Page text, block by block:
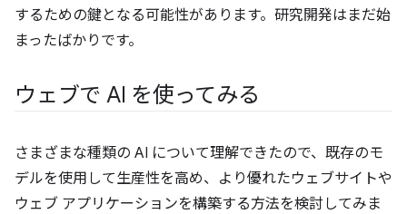
するための鍵となる可能性があります。研究開発はまだ始
まったばかりです。
ウェブで AI を使ってみる
さまざまな種類の AI について理解できたので、既存のモ
デルを使用して生産性を高め、より優れたウェブサイトや
ウェブ アプリケーションを構築する方法を検討してみま